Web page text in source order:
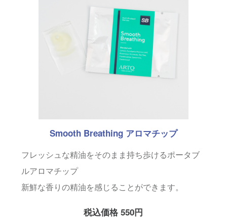
Smooth Breathing アロマチップ
フレッシュな精油をそのまま持ち歩けるポータブ
ルアロマチップ
新鮮な香りの精油を感じることができます。
税込価格 550円